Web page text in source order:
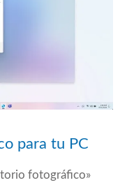
para tu PC
fotográfico»